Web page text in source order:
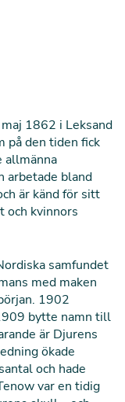
1862 i Leksand
på den tiden fick
allmänna
arbetade bland
är känd för sitt
och kvinnors
samfundet
med maken
1902
bytte namn till
är Djurens
ökade
och hade
var en tidig